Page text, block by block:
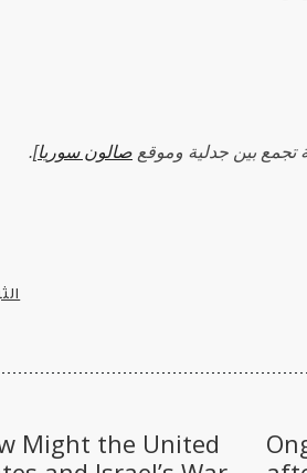
تجمع بين جدلية وموقع صالون سوريا].
Might the United